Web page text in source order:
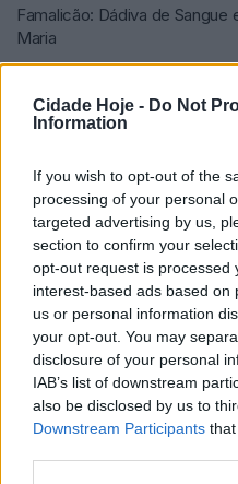
Cidade Hoje - Do Not
Information
If you wish to opt-out of the
processing of your personal
targeted advertising by us,
section to confirm your
opt-out request is processed
interest-based ads based on
us or personal information
your opt-out. You may
disclosure of your personal
IAB’s list of downstream
also be disclosed by us to
Downstream Participants
Famalicão: Dádiva de Sangue
Maria
BY CIDADE HOJE 7 DE MARÇO,
Famalicão: Colheita de
Associação de Dadores de
colheita em São Tomé de
27 DE JANEIRO,
Colheitas de sangue em Riba
Viatodos
CIDADE HOJE 6 DE JANEIRO,
Famalicão: Primeira colheita
2025 é em S. Cosme